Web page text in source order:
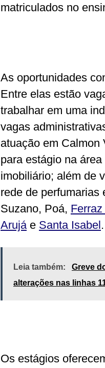
matriculados no
As oportunidades
Entre elas estão
trabalhar em uma
vagas
atuação em Calmon
para estágio na
imobiliário; além de
rede de perfumarias
Suzano, Poá,
Arujá e Santa Isabel.
Leia também:
Greve
alterações nas linhas
Os estágios